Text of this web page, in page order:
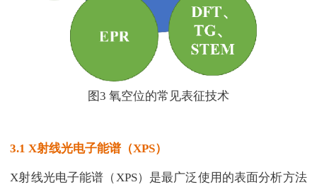
图3 氧空位的常见表征技术
3.1 X射线光电子能谱（XPS）
X射线光电子能谱（XPS）是最广泛使用的表面分析方法